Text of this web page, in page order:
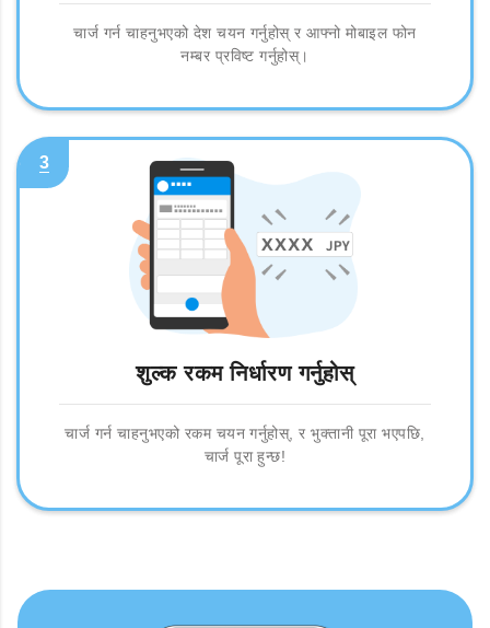
चार्ज गर्न चाहनुभएको देश चयन गर्नुहोस् र आफ्नो मोबाइल फोन
नम्बर प्रविष्ट गर्नुहोस्।
3
शुल्क रकम निर्धारण गर्नुहोस्
चार्ज गर्न चाहनुभएको रकम चयन गर्नुहोस्, र भुक्तानी पूरा भएपछि,
चार्ज पूरा हुन्छ!